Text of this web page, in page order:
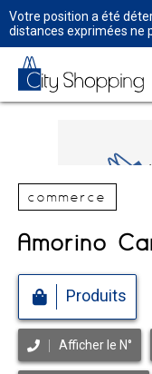
Votre position a été
distances exprimées ne
commerce
Amorino
Produits
Afficher le N°